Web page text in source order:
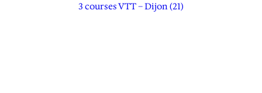
3 courses VTT – Dijon (21)